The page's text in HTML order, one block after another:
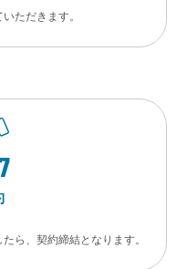
ただきます。
7
ら、契約締結となります。